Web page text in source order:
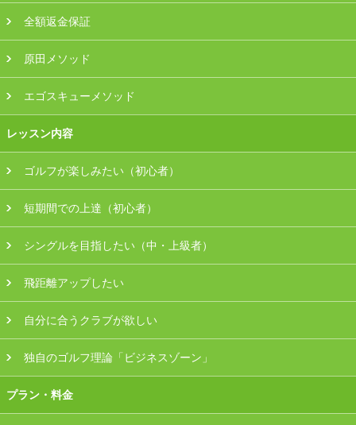
全額返金保証
原田メソッド
エゴスキューメソッド
レッスン内容
ゴルフが楽しみたい（初心者）
短期間での上達（初心者）
シングルを目指したい（中・上級者）
飛距離アップしたい
自分に合うクラブが欲しい
独自のゴルフ理論「ビジネスゾーン」
プラン・料金